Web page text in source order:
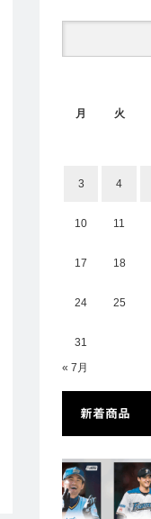
月
火
3 4
10 11
17 18
24 25
31
« 7月
新着商品